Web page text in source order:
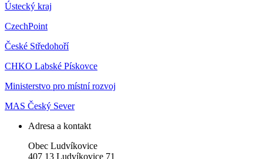
Ústecký kraj
CzechPoint
České Středohoří
CHKO Labské Pískovce
Ministerstvo pro místní rozvoj
MAS Český Sever
Adresa a kontakt
Obec Ludvíkovice
407 13 Ludvíkovice 71